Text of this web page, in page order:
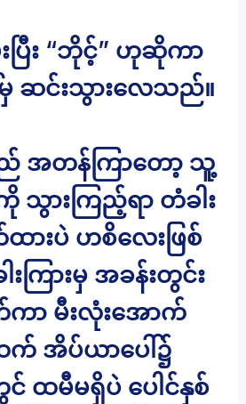
ပြီး “ဘိုင့်” ဟုဆိုကာ
ဆင်းသွားလေသည်။
အတန်ကြာတော့ သူ့
သွားကြည့်ရာ တံခါး
ားပဲ ဟစိလေးဖြစ်
းကြားမှ အခန်းတွင်း
ာ မီးလုံးအောက်
အိပ်ယာပေါ်၌
ထမီမရှိပဲ ပေါင်နှစ်